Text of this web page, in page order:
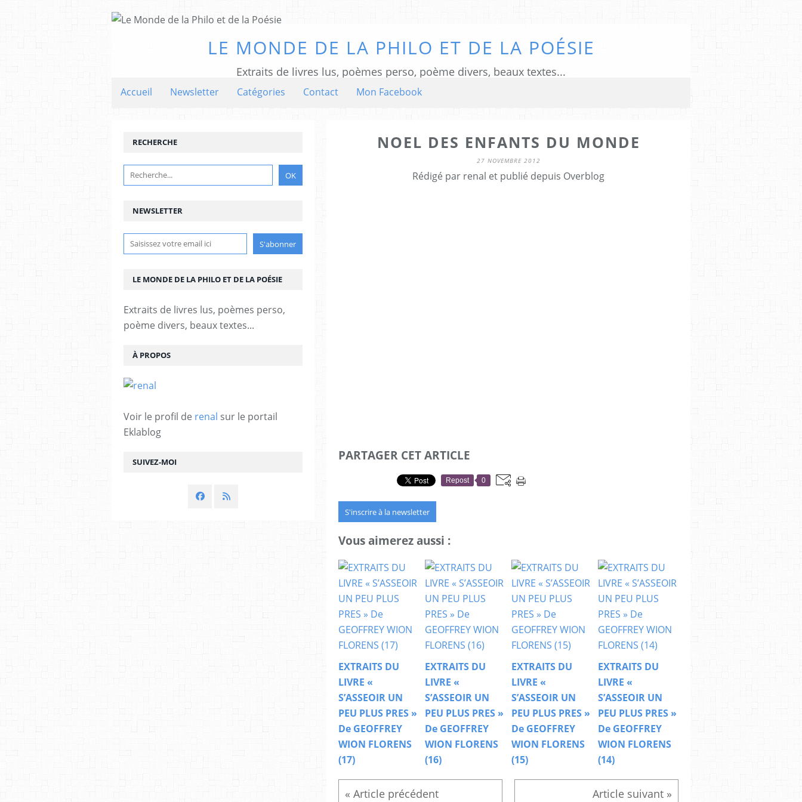
LE MONDE DE LA PHILO ET DE LA POÉSIE
Extraits de livres lus, poèmes perso, poème divers, beaux textes...
Accueil Newsletter Catégories Contact Mon Facebook
NOEL DES ENFANTS DU MONDE
27 NOVEMBRE 2012
Rédigé par renal et publié depuis Overblog
PARTAGER CET ARTICLE
Repost 0
S'inscrire à la newsletter
Vous aimerez aussi :
EXTRAITS DU
LIVRE «
S’ASSEOIR UN
PEU PLUS PRES »
De GEOFFREY
WION FLORENS
(17)
EXTRAITS DU
LIVRE «
S’ASSEOIR UN
PEU PLUS PRES »
De GEOFFREY
WION FLORENS
(16)
EXTRAITS DU
LIVRE «
S’ASSEOIR UN
PEU PLUS PRES »
De GEOFFREY
WION FLORENS
(15)
EXTRAITS DU
LIVRE «
S’ASSEOIR UN
PEU PLUS PRES »
De GEOFFREY
WION FLORENS
(14)
NEWSLETTER
SUIVEZ-MOI
RECHERCHE
LE MONDE DE LA PHILO ET DE LA POÉSIE
Extraits de livres lus, poèmes perso,
poème divers, beaux textes...
À PROPOS
Voir le profil de renal sur le portail
Eklablog